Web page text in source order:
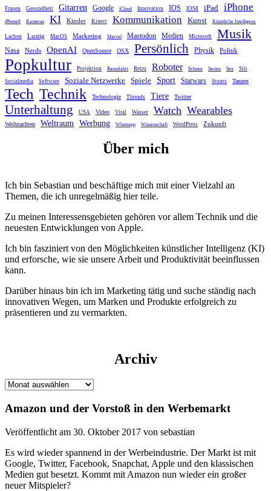
Frauen
Gesundheit Gitarren Google iCloud Innovation IOS IOS8 iPad iPhone
iPhone6 Kameras KI Kinder Kinect Kommunikation Kunst Künstliche Intelligenz
Lachen Lustig MacOS Marketing Marvel Mastodon Medien Microsoft Musik
Nasa Nerds OpenAI OpenSource OSX Persönlich Physik Politik
Popkultur Projektion Raumfahrt Retro Roboter Schnee Serien Sex Siri
Socialmedia Software Soziale Netzwerke Spiele Sport Starwars Stunts Tanzen
Tech Technik Technologie Threads Tiere Twitter
Unterhaltung USA Video Viral Wasser Watch Wearables
Weihnachten Weltraum Werbung Whatsapp Wissenschaft WordPress Zukunft
Über mich
Ich bin Sebastian und beschäftige mich mit einer Vielzahl an
Themen, die ich unregelmäßig hier teile.
Zu meinen Interessensgebieten gehören vor allem Technik und die
neuesten Entwicklungen von Apple.
Ich bin fasziniert von den Möglichkeiten künstlicher Intelligenz (KI)
und erforsche, wie sie unsere Arbeit und Produktivität beeinflussen
kann.
Darüber hinaus bin ich im Marketing tätig und suche ständig nach
innovativen Wegen, um Marken und Produkte erfolgreich zu
präsentieren und zu vermarkten.
Archiv
Archiv
Amazon und der Vorstoß in den Werbemarkt
Veröffentlicht am 30. Oktober 2017 von sebastian
Es wird wieder spannend in der Werbeindustrie. Der Markt ist mit
Google, Twitter, Facebook, Snapchat, Apple und den klassischen
Medien gut besetzt. Kommt mit Amazon nun wieder ein großer
neuer Mitspieler?